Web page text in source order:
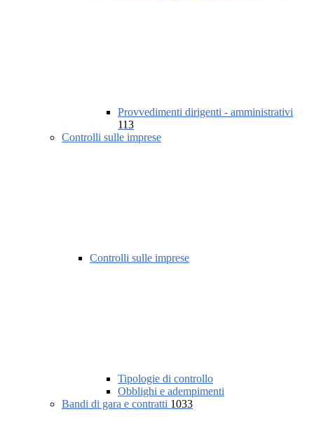
Provvedimenti dirigenti - amministrativi
113
Controlli sulle imprese
Controlli sulle imprese
Tipologie di controllo
Obblighi e adempimenti
Bandi di gara e contratti 1033